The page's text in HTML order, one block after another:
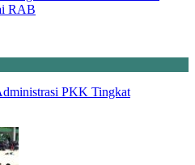
RAB
PKK Tingkat